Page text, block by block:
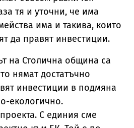
тя и уточни, че има
има и такива, които
да правят инвестиции.
на Столична община са
нямат достатъчно
инвестиции в подмяна
екологично.
С единия сме